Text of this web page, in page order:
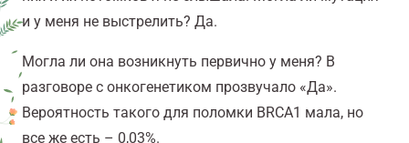
и у меня не выстрелить? Да.
Могла ли она возникнуть первично у меня? В
разговоре с онкогенетиком прозвучало «Да».
Вероятность такого для поломки BRCA1 мала, но
все же есть – 0,03%.